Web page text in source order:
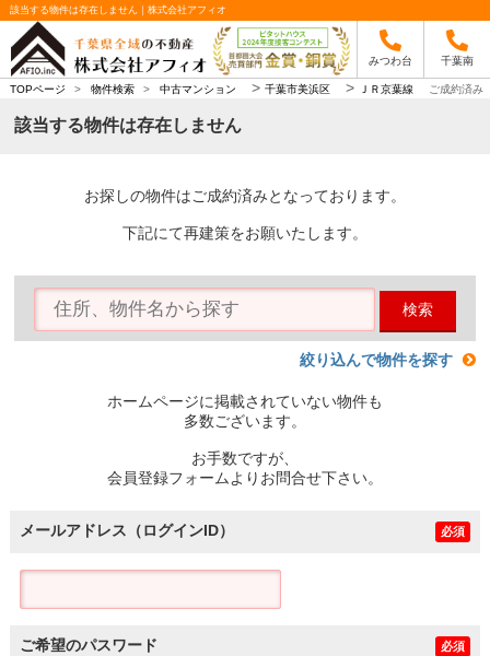
該当する物件は存在しません｜株式会社アフィオ
みつわ台 千葉南
TOPページ > 物件検索 > 中古マンション > 千葉市美浜区 > ＪＲ京葉線 ご成約済み
該当する物件は存在しません
お探しの物件はご成約済みとなっております。
下記にて再建策をお願いたします。
検索
絞り込んで物件を探す
ホームページに掲載されていない物件も
多数ございます。
お手数ですが、
会員登録フォームよりお問合せ下さい。
メールアドレス（ログインID） 必須
ご希望のパスワード 必須